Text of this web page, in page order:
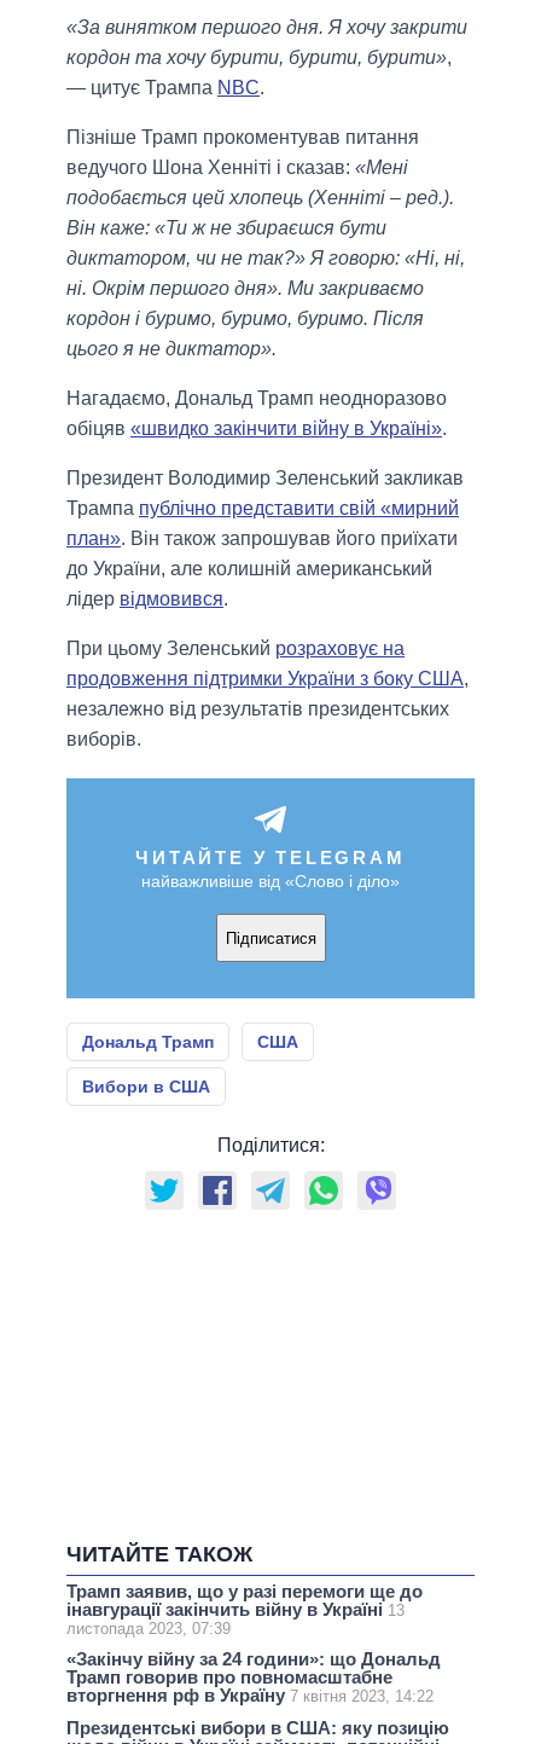
«За винятком першого дня. Я хочу закрити
кордон та хочу бурити, бурити, бурити»,
— цитує Трампа NBC.
Пізніше Трамп прокоментував питання
ведучого Шона Хенніті і сказав: «Мені
подобається цей хлопець (Хенніті – ред.).
Він каже: «Ти ж не збираєшся бути
диктатором, чи не так?» Я говорю: «Ні, ні,
ні. Окрім першого дня». Ми закриваємо
кордон і буримо, буримо, буримо. Після
цього я не диктатор».
Нагадаємо, Дональд Трамп неодноразово
обіцяв «швидко закінчити війну в Україні».
Президент Володимир Зеленський закликав
Трампа публічно представити свій «мирний
план». Він також запрошував його приїхати
до України, але колишній американський
лідер відмовився.
При цьому Зеленський розраховує на
продовження підтримки України з боку США,
незалежно від результатів президентських
виборів.
ЧИТАЙТЕ У TELEGRAM
найважливіше від «Слово і діло»
Підписатися
Дональд Трамп США
Вибори в США
Поділитися:
ЧИТАЙТЕ ТАКОЖ
Трамп заявив, що у разі перемоги ще до
інавгурації закінчить війну в Україні 13
листопада 2023, 07:39
«Закінчу війну за 24 години»: що Дональд
Трамп говорив про повномасштабне
вторгнення рф в Україну 7 квітня 2023, 14:22
Президентські вибори в США: яку позицію